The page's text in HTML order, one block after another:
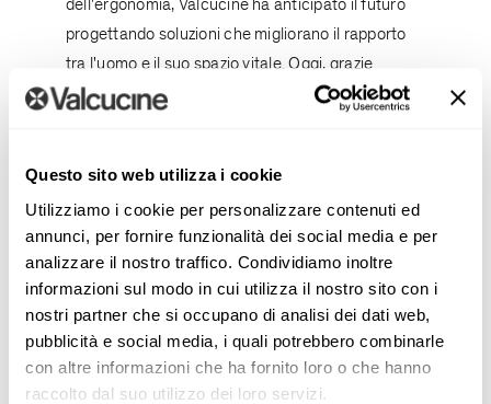
Questo sito web utilizza i cookie
Utilizziamo i cookie per personalizzare contenuti ed
annunci, per fornire funzionalità dei social media e per
analizzare il nostro traffico. Condividiamo inoltre
informazioni sul modo in cui utilizza il nostro sito con i
nostri partner che si occupano di analisi dei dati web,
pubblicità e social media, i quali potrebbero combinarle
con altre informazioni che ha fornito loro o che hanno
raccolto dal suo utilizzo dei loro servizi.
progettando soluzioni che migliorano il rapporto
tra l'uomo e il suo spazio vitale. Oggi, grazie
all'integrazione smart home, questa ricerca
tramite app o comandi vocali come Alexa,
trasformando le abitudini quotidiane in
un'esperienza naturale e senza interruzioni.
Un ecosistema connesso, dove la tecnologia
amplifica la libertà di movimento e la funzionalità,
restituendo un ambiente che si adatta in modo
dinamico alle esigenze del vivere contemporaneo.